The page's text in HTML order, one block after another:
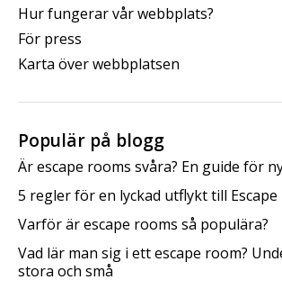
Hur fungerar vår webbplats?
För press
Karta över webbplatsen
Populär på blogg
Är escape rooms svåra? En guide för
5 regler för en lyckad utflykt till Escape
Varför är escape rooms så populära?
Vad lär man sig i ett escape room?
stora och små